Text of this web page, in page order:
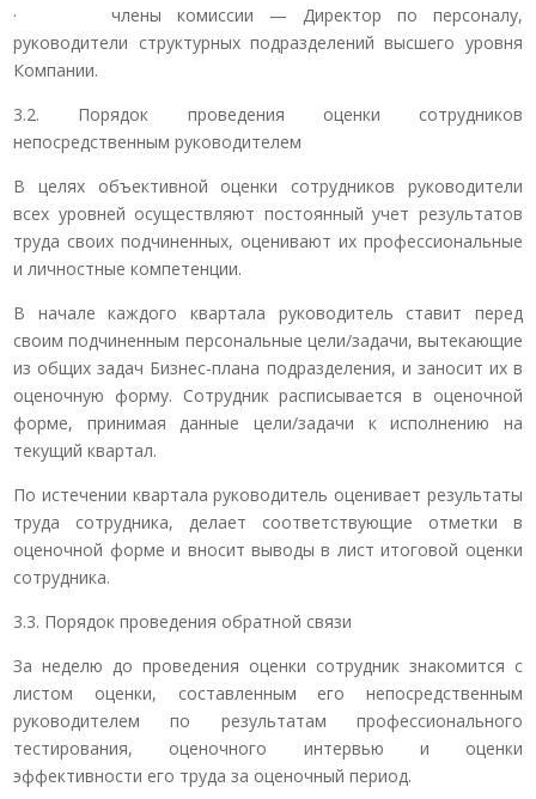
· члены комиссии — Директор по персоналу,
руководители структурных подразделений высшего уровня
Компании.
3.2. Порядок проведения оценки сотрудников
непосредственным руководителем
В целях объективной оценки сотрудников руководители
всех уровней осуществляют постоянный учет результатов
труда своих подчиненных, оценивают их профессиональные
и личностные компетенции.
В начале каждого квартала руководитель ставит перед
своим подчиненным персональные цели/задачи, вытекающие
из общих задач Бизнес-плана подразделения, и заносит их в
оценочную форму. Сотрудник расписывается в оценочной
форме, принимая данные цели/задачи к исполнению на
текущий квартал.
По истечении квартала руководитель оценивает результаты
труда сотрудника, делает соответствующие отметки в
оценочной форме и вносит выводы в лист итоговой оценки
сотрудника.
3.3. Порядок проведения обратной связи
За неделю до проведения оценки сотрудник знакомится с
листом оценки, составленным его непосредственным
руководителем по результатам профессионального
тестирования, оценочного интервью и оценки
эффективности его труда за оценочный период.